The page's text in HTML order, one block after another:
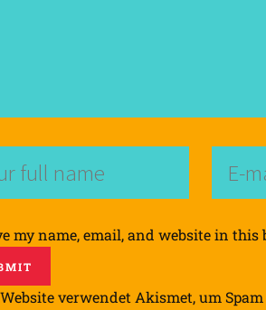
my name, email, and website in
verwendet Akismet, um